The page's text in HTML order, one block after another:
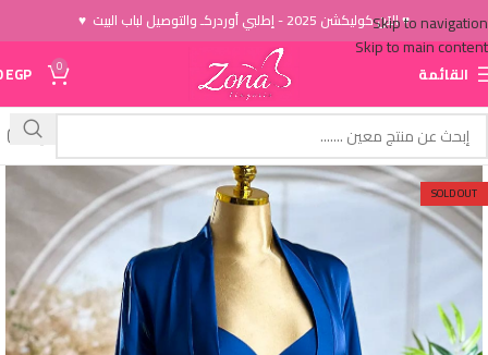
Skip to navigation
Skip to main content
♥ الاَن كوليكشن 2025 - إطلبي أوردركـ والتوصيل لباب البيت ♥
القائمة 0
EGP
SOLD OUT